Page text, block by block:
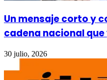
Un mensaje corto y
cadena nacional
30 julio, 2026